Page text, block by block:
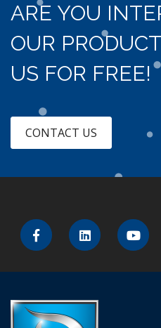
ARE YOU
OUR
US FOR FREE!
CONTACT US